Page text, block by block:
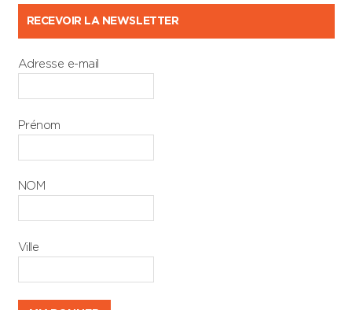
RECEVOIR LA NEWSLETTER
Adresse e-mail
Prénom
NOM
Ville